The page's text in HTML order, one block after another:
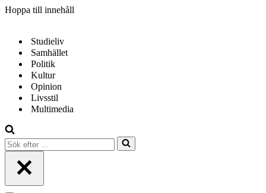
Hoppa till innehåll
Studieliv
Samhället
Politik
Kultur
Opinion
Livsstil
Multimedia
Sök
efter